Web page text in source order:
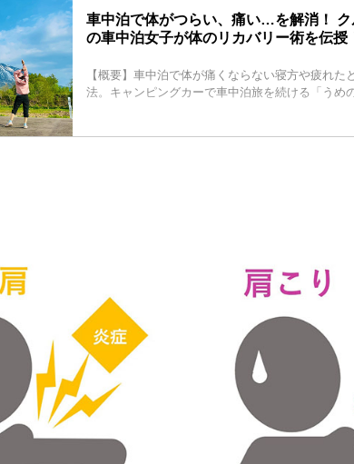
車中泊で体がつらい、痛い…を解消！
の車中泊女子が体のリカバリー術を伝授
【概要】車中泊で体が痛くならない寝方や疲れた
法。キャンピングカーで車中泊旅を続ける「うめ